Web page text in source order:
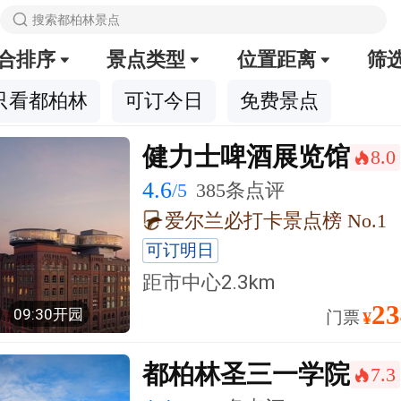
 搜索都柏林景点
排序  景点类型  位置距离  筛
看都柏林 可订今日 免费景点
09:30开园
健力士啤酒展览馆 󰺂8.0
4.6/5 385条点评
爱尔兰必打卡景点榜 No.1
可订明日
距市中心2.3km
门票¥
都柏林圣三一学院 󰺂7.3